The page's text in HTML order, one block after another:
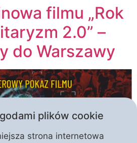
filmu „Rok
2.0” –
do Warszawy
plików cookie
strona internetowa